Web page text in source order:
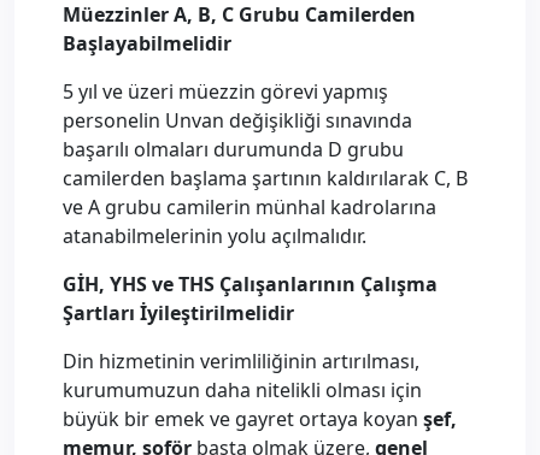
Müezzinler A, B, C Grubu Camilerden
Başlayabilmelidir
5 yıl ve üzeri müezzin görevi yapmış
personelin Unvan değişikliği sınavında
başarılı olmaları durumunda D grubu
camilerden başlama şartının kaldırılarak C, B
ve A grubu camilerin münhal kadrolarına
atanabilmelerinin yolu açılmalıdır.
GİH, YHS ve THS Çalışanlarının Çalışma
Şartları İyileştirilmelidir
Din hizmetinin verimliliğinin artırılması,
kurumumuzun daha nitelikli olması için
büyük bir emek ve gayret ortaya koyan şef,
memur, şoför başta olmak üzere, genel